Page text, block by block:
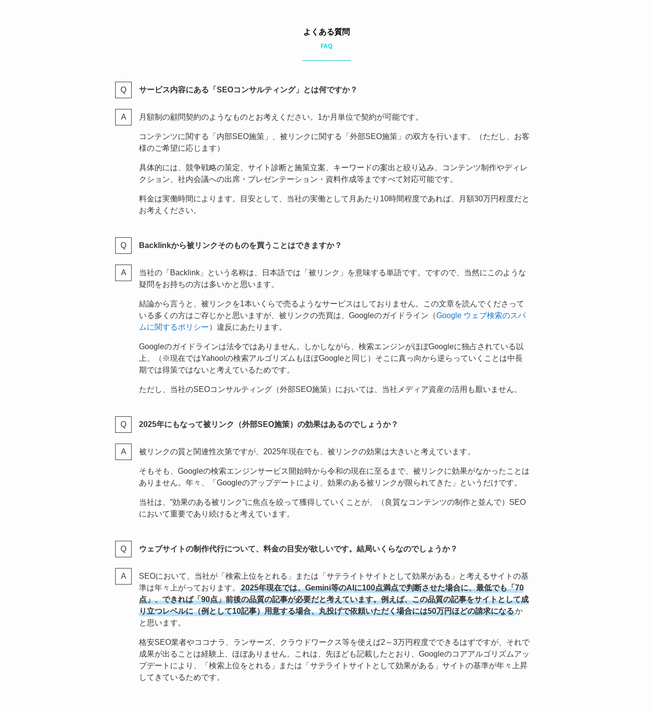
よくある質問
FAQ
サービス内容にある「SEOコンサルティング」とは何ですか？
月額制の顧問契約のようなものとお考えください。1か月単位で契約が可能です。
コンテンツに関する「内部SEO施策」、被リンクに関する「外部SEO施策」の双方を行います。（ただし、お客
様のご希望に応じます）
具体的には、競争戦略の策定、サイト診断と施策立案、キーワードの案出と絞り込み、コンテンツ制作やディレ
クション、社内会議への出席・プレゼンテーション・資料作成等まですべて対応可能です。
料金は実働時間によります。目安として、当社の実働として月あたり10時間程度であれば、月額30万円程度だと
お考えください。
Backlinkから被リンクそのものを買うことはできますか？
当社の「Backlink」という名称は、日本語では「被リンク」を意味する単語です。ですので、当然にこのような
疑問をお持ちの方は多いかと思います。
結論から言うと、被リンクを1本いくらで売るようなサービスはしておりません。この文章を読んでくださって
いる多くの方はご存じかと思いますが、被リンクの売買は、Googleのガイドライン（Google ウェブ検索のスパ
ムに関するポリシー）違反にあたります。
Googleのガイドラインは法令ではありません。しかしながら、検索エンジンがほぼGoogleに独占されている以
上、（※現在ではYahoo!の検索アルゴリズムもほぼGoogleと同じ）そこに真っ向から逆らっていくことは中長
期では得策ではないと考えているためです。
ただし、当社のSEOコンサルティング（外部SEO施策）においては、当社メディア資産の活用も厭いません。
2025年にもなって被リンク（外部SEO施策）の効果はあるのでしょうか？
被リンクの質と関連性次第ですが、2025年現在でも、被リンクの効果は大きいと考えています。
そもそも、Googleの検索エンジンサービス開始時から令和の現在に至るまで、被リンクに効果がなかったことは
ありません。年々、「Googleのアップデートにより、効果のある被リンクが限られてきた」というだけです。
当社は、”効果のある被リンク”に焦点を絞って獲得していくことが、（良質なコンテンツの制作と並んで）SEO
において重要であり続けると考えています。
ウェブサイトの制作代行について、料金の目安が欲しいです。結局いくらなのでしょうか？
SEOにおいて、当社が「検索上位をとれる」または「サテライトサイトとして効果がある」と考えるサイトの基
準は年々上がっております。
2025年現在では、Gemini等のAIに100点満点で判断させた場合に、最低でも「70
点」、できれば「90点」前後の品質の記事が必要だと考えています。例えば、この品質の記事をサイトとして成
り立つレベルに（例として10記事）用意する場合、丸投げで依頼いただく場合には50万円ほどの請求になるか
と思います。
格安SEO業者やココナラ、ランサーズ、クラウドワークス等を使えば2～3万円程度でできるはずですが、それで
成果が出ることは経験上、ほぼありません。これは、先ほども記載したとおり、Googleのコアアルゴリズムアッ
プデートにより、「検索上位をとれる」または「サテライトサイトとして効果がある」サイトの基準が年々上昇
してきているためです。